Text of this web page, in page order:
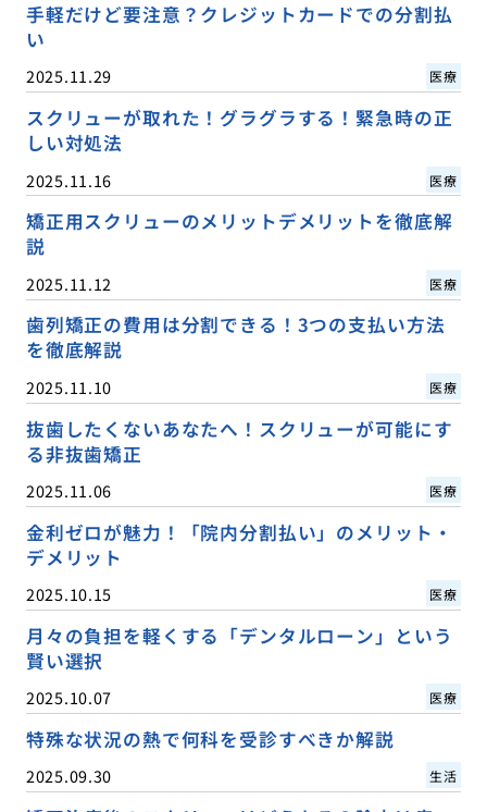
手軽だけど要注意？クレジットカードでの分割払
い
2025.11.29 医療
スクリューが取れた！グラグラする！緊急時の正
しい対処法
2025.11.16 医療
矯正用スクリューのメリットデメリットを徹底解
説
2025.11.12 医療
歯列矯正の費用は分割できる！3つの支払い方法
を徹底解説
2025.11.10 医療
抜歯したくないあなたへ！スクリューが可能にす
る非抜歯矯正
2025.11.06 医療
金利ゼロが魅力！「院内分割払い」のメリット・
デメリット
2025.10.15 医療
月々の負担を軽くする「デンタルローン」という
賢い選択
2025.10.07 医療
特殊な状況の熱で何科を受診すべきか解説
2025.09.30 生活